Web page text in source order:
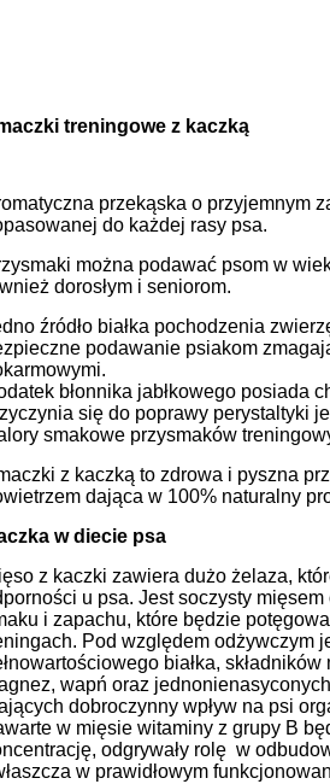
treningowe z kaczką
przekąska o przyjemnym
do każdej rasy psa.
można podawać psom w
dorosłym i seniorom.
źródło białka pochodzenia
podawanie psiakom
błonnika jabłkowego posiada
się do poprawy perystaltyki
smakowe przysmaków
z kaczką to zdrowa i pyszna
dająca w 100% naturalny
w diecie psa
z kaczki zawiera dużo żelaza,
u psa. Jest soczysty
i zapachu, które będzie
Pod względem odżywczym
białka,
wapń oraz
dobroczynny wpływ na psi
w mięsie witaminy z grupy B
odgrywały rolę w
w prawidłowym